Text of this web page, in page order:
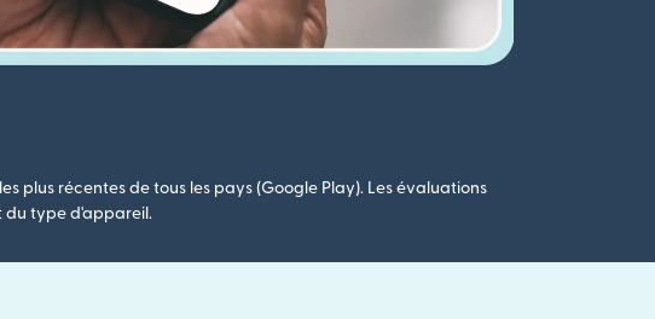
plus récentes de tous les pays (Google Play). Les évaluations
du type d'appareil.